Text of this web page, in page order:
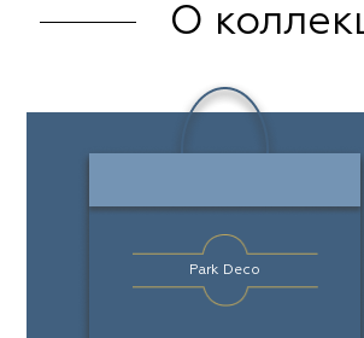
О
Park Deco